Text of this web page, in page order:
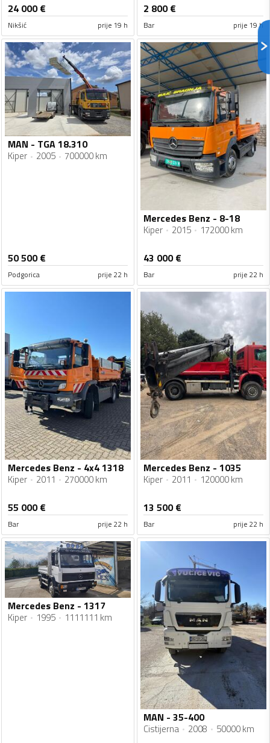
24 000€
Nikšić prije 19 h
2 800€
Bar prije 19 h
MAN - TGA 18.310
Kiper 2005 700000 km
50 500€
Podgorica prije 22 h
Mercedes Benz - 8-18
Kiper 2015 172000 km
43 000€
Bar prije 22 h
Mercedes Benz - 4x4 1318
Kiper 2011 270000 km
55 000€
Bar prije 22 h
Mercedes Benz - 1035
Kiper 2011 120000 km
13 500€
Bar prije 22 h
Mercedes Benz - 1317
Kiper 1995 1111111 km
MAN - 35-400
Cistijerna 2008 50000 km